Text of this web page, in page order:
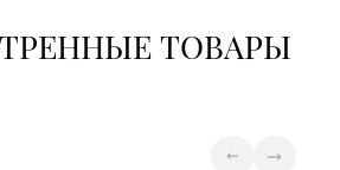
ТОВАРЫ